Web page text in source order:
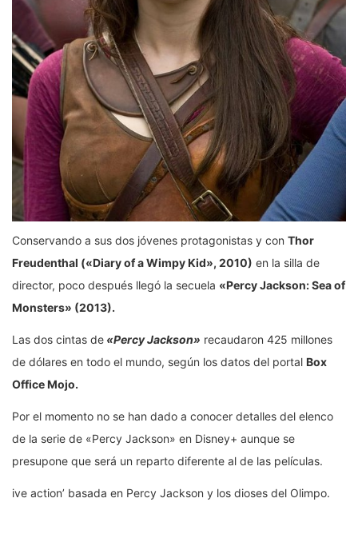
Conservando a sus dos jóvenes protagonistas y con Thor
Freudenthal («Diary of a Wimpy Kid», 2010) en la silla de
director, poco después llegó la secuela «Percy Jackson: Sea of
Monsters» (2013).
Las dos cintas de «Percy Jackson» recaudaron 425 millones
de dólares en todo el mundo, según los datos del portal Box
Office Mojo.
Por el momento no se han dado a conocer detalles del elenco
de la serie de «Percy Jackson» en Disney+ aunque se
presupone que será un reparto diferente al de las películas.
ive action’ basada en Percy Jackson y los dioses del Olimpo.